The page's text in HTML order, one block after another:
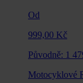
Od
999,00 Kč
Původně: 1
Motocyklové